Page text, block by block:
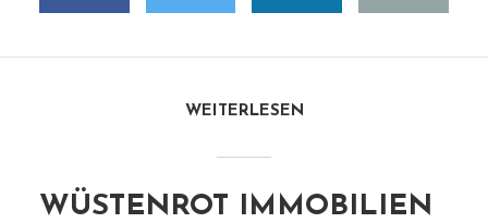
WEITERLESEN
WÜSTENROT IMMOBILIEN